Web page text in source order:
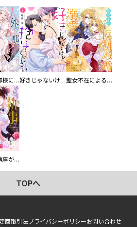
人外の旦那様に娶られ毎晩ナカまで愛される…。アンソロジー 好きじゃないけど、抱いてください【電子単行本版／特典おまけ付き】 聖女不在による仮初め婚なのに、不器用な王太子に溺愛されています【電子単行本版／特典おまけ付き】
過保護な執事が私の婚活を邪魔してきます！ 分冊版
TOPへ
商取引法プライバシーポリシーお問い合わせ